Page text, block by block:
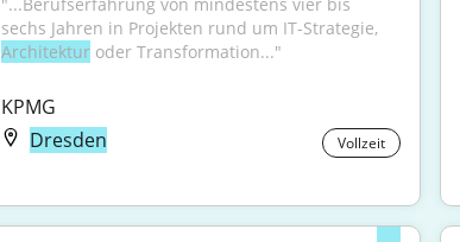
Architektur oder Transformation..."
KPMG
Dresden
Vollzeit